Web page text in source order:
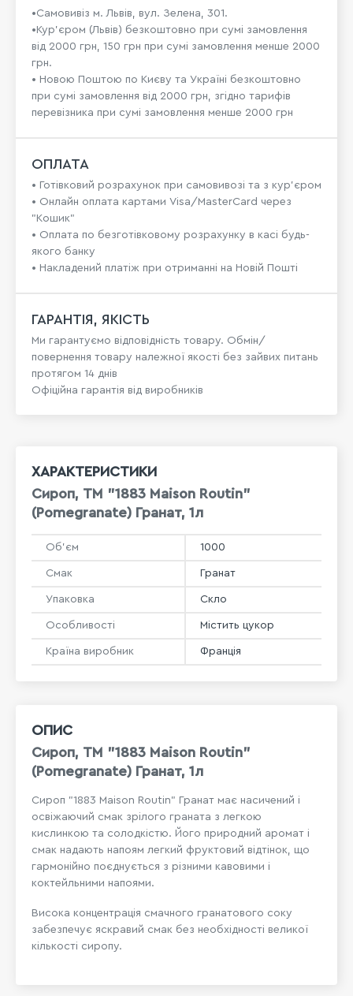
•Самовивіз м. Львів, вул. Зелена, 301.
•Кур'єром (Львів) безкоштовно при сумі замовлення
від 2000 грн, 150 грн при сумі замовлення менше 2000
грн.
• Новою Поштою по Києву та Україні безкоштовно
при сумі замовлення від 2000 грн, згідно тарифів
перевізника при сумі замовлення менше 2000 грн
ОПЛАТА
• Готівковий розрахунок при самовивозі та з кур’єром
• Онлайн оплата картами Visa/MasterCard через
"Кошик"
• Оплата по безготівковому розрахунку в касі будь-
якого банку
• Накладений платіж при отриманні на Новій Пошті
ГАРАНТІЯ, ЯКІСТЬ
Ми гарантуємо відповідність товару. Обмін/
повернення товару належної якості без зайвих питань
протягом 14 днів
Офіційна гарантія від виробників
ОПИС
Сироп, ТМ "1883 Maison Routin"
(Pomegranate) Гранат, 1л
Сироп "1883 Maison Routin" Гранат має насичений і
освіжаючий смак зрілого граната з легкою
кислинкою та солодкістю. Його природний аромат і
смак надають напоям легкий фруктовий відтінок, що
гармонійно поєднується з різними кавовими і
коктейльними напоями.
Висока концентрація смачного гранатового соку
забезпечує яскравий смак без необхідності великої
кількості сиропу.
ХАРАКТЕРИСТИКИ
Сироп, ТМ "1883 Maison Routin"
(Pomegranate) Гранат, 1л
Об'єм 1000
Смак Гранат
Упаковка Скло
Особливості Містить цукор
Країна виробник Франція